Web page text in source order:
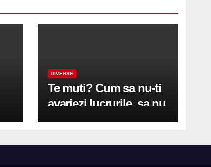
DIVERSE
Te muti? Cum sa nu-ti
avariezi lucrurile, sa nu
zgarii podeaua sau sa